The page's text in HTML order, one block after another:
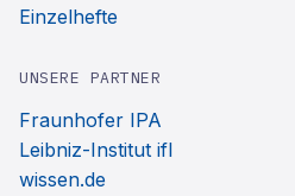
Einzelhefte
UNSERE PARTNER
Fraunhofer IPA
Leibniz-Institut ifl
wissen.de